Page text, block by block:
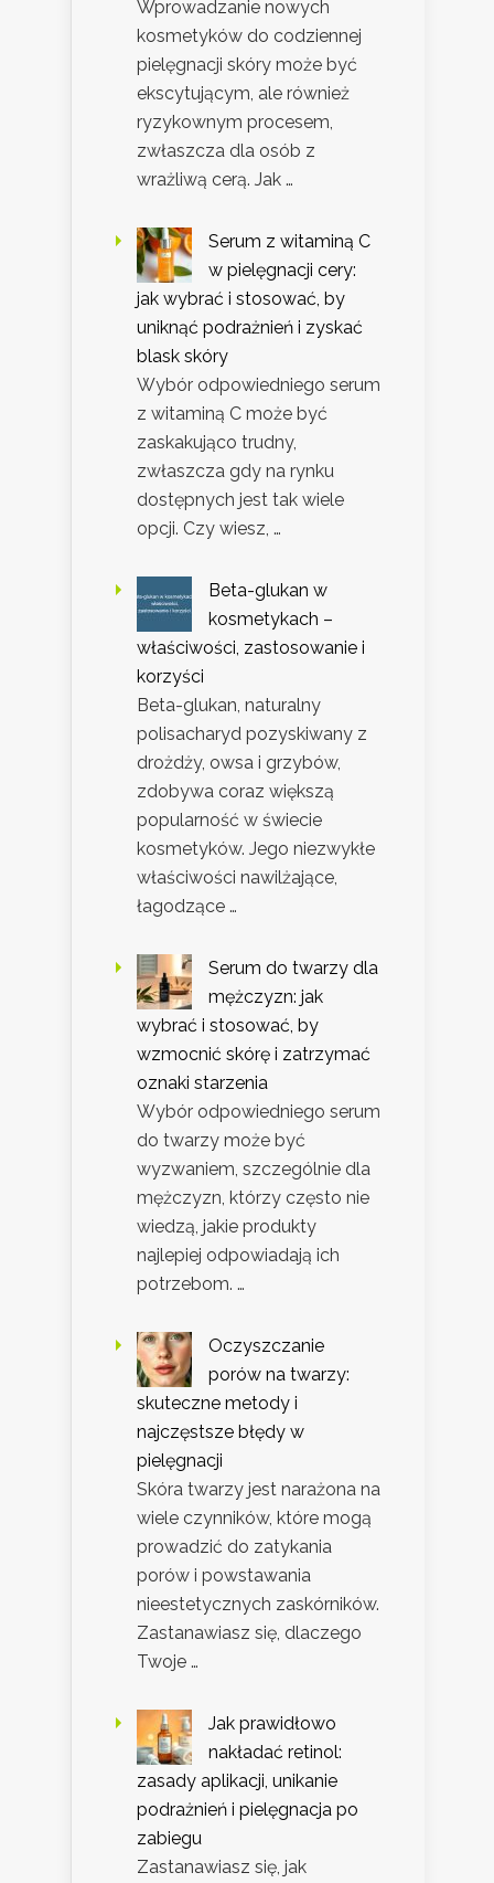
Wprowadzanie nowych
kosmetyków do codziennej
pielęgnacji skóry może być
ekscytującym, ale również
ryzykownym procesem,
zwłaszcza dla osób z
wrażliwą cerą. Jak …
Serum z witaminą C
w pielęgnacji cery:
jak wybrać i stosować, by
uniknąć podrażnień i zyskać
blask skóry
Wybór odpowiedniego serum
z witaminą C może być
zaskakująco trudny,
zwłaszcza gdy na rynku
dostępnych jest tak wiele
opcji. Czy wiesz, …
Beta-glukan w
kosmetykach –
właściwości, zastosowanie i
korzyści
Beta-glukan, naturalny
polisacharyd pozyskiwany z
drożdży, owsa i grzybów,
zdobywa coraz większą
popularność w świecie
kosmetyków. Jego niezwykłe
właściwości nawilżające,
łagodzące …
Serum do twarzy dla
mężczyzn: jak
wybrać i stosować, by
wzmocnić skórę i zatrzymać
oznaki starzenia
Wybór odpowiedniego serum
do twarzy może być
wyzwaniem, szczególnie dla
mężczyzn, którzy często nie
wiedzą, jakie produkty
najlepiej odpowiadają ich
potrzebom. …
Oczyszczanie
porów na twarzy:
skuteczne metody i
najczęstsze błędy w
pielęgnacji
Skóra twarzy jest narażona na
wiele czynników, które mogą
prowadzić do zatykania
porów i powstawania
nieestetycznych zaskórników.
Zastanawiasz się, dlaczego
Twoje …
Jak prawidłowo
nakładać retinol:
zasady aplikacji, unikanie
podrażnień i pielęgnacja po
zabiegu
Zastanawiasz się, jak